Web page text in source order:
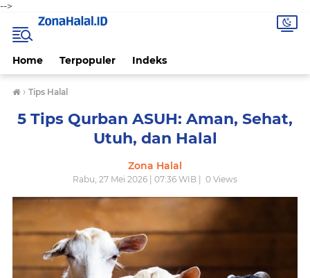
-->
Home Terpopuler Indeks
› Tips Halal
5 Tips Qurban ASUH: Aman, Sehat,
Utuh, dan Halal
Zona Halal
Rabu, 27 Mei 2026 | 07:36 WIB | 0 Views